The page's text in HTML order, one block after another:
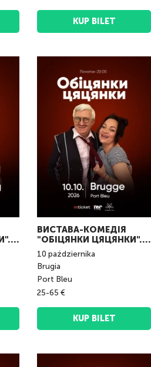
KUP BILET
ВИСТАВА-КОМЕДІЯ
"ОБІЦЯНКИ ЦЯЦЯНКИ".
Bruges
10 października
Brugia
Port Bleu
25-65 €
KUP BILET